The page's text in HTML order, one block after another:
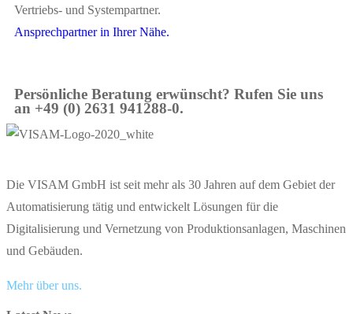
Vertriebs- und Systempartner.
Ansprechpartner in Ihrer Nähe.
Persönliche Beratung erwünscht? Rufen Sie uns
an +49 (0) 2631 941288-0.
Die VISAM GmbH ist seit mehr als 30 Jahren auf dem Gebiet der
Automatisierung tätig und entwickelt Lösungen für die
Digitalisierung und Vernetzung von Produktionsanlagen, Maschinen
und Gebäuden.
Mehr über uns.